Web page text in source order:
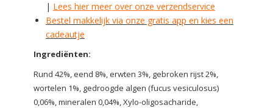
| Lees hier meer over onze verzendservice
Bestel makkelijk via onze gratis app en kies een
cadeautje
Ingrediënten:
Rund 42%, eend 8%, erwten 3%, gebroken rijst 2%,
wortelen 1%, gedroogde algen (fucus vesiculosus)
0,06%, mineralen 0,04%, Xylo-oligosacharide,